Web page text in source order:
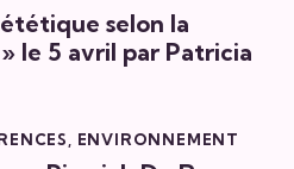
selon la
le 5 avril par Patricia
ENVIRONNEMENT